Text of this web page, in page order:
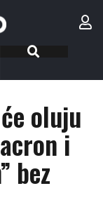
oluju
i
bez